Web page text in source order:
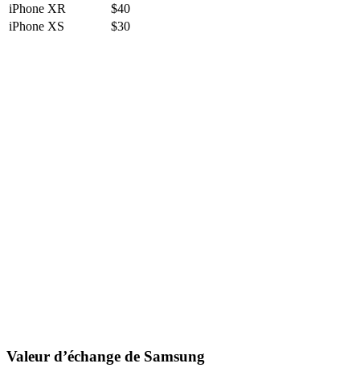
iPhone XR
$40
iPhone XS
$30
Valeur d’échange de Samsung